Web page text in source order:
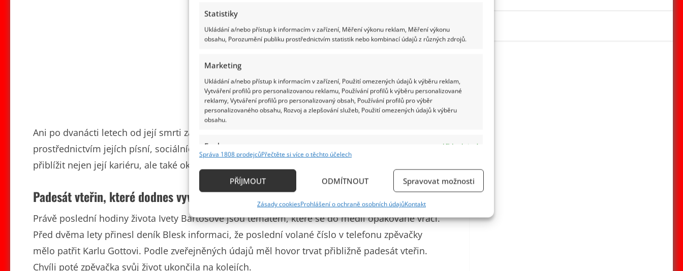
Statistiky
Ukládání a/nebo přístup k informacím v zařízení, Měření výkonu reklam, Měření výkonu
obsahu, Porozumění publiku prostřednictvím statistik nebo kombinací údajů z různých zdrojů.
Marketing
Ukládání a/nebo přístup k informacím v zařízení, Použití omezených údajů k výběru reklam,
Vytváření profilů pro personalizovanou reklamu, Používání profilů k výběru personalizované
reklamy, Vytváření profilů pro personalizovaný obsah, Používání profilů pro výběr
personalizovaného obsahu, Rozvoj a zlepšování služeb, Použití omezených údajů k výběru
obsahu.
Funkce
Vždy aktivní
Identifikace zařízení na základě automaticky přenášených informací.
základě aktivně požadovaných informací.
Zajištění bezpečnosti, předcházení a zjišťování podvodů a
odstraňování chyb, Poskytování a zobrazování reklamy a
obsahu, Ukládání a sdělování voleb ochrany osobních údajů.
Správa 1808 prodejcůPřečtěte si více o těchto účelech
PŘÍJMOUT ODMÍTNOUT Spravovat možnosti
Zásady cookiesProhlášení o ochraně osobních údajůKontakt
Ani po dvanácti letech od její smrti zájem veřejnosti neutichá. Fanoušci na ni vzpomínají
prostřednictvím jejích písní, sociálních sítí, televizních dokumentů i článků, které se snaží
přiblížit nejen její kariéru, ale také okolnosti posledních dnů jejího života.
Padesát vteřin, které dodnes vyvolávají otázky
Právě poslední hodiny života Ivety Bartošové jsou tématem, které se do médií opakovaně vrací.
Před dvěma lety přinesl deník Blesk informaci, že poslední volané číslo v telefonu zpěvačky
mělo patřit Karlu Gottovi. Podle zveřejněných údajů měl hovor trvat přibližně padesát vteřin.
Chvíli poté zpěvačka svůj život ukončila na kolejích.